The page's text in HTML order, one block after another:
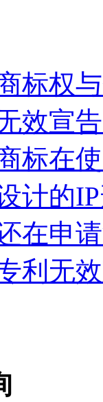
标权
效宣
标在
计的
在申
利无